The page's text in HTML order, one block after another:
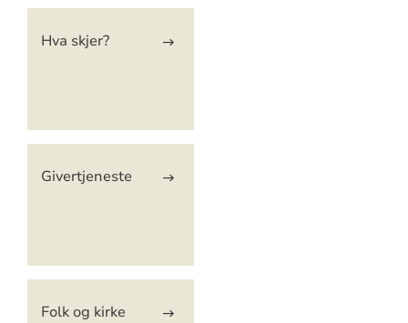
Hva skjer?
Givertjeneste
Folk og kirke